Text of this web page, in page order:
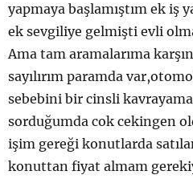
yapmaya başlamıştım ek iş
ek sevgiliye gelmişti evli
Ama tam aramalarıma
sayılırım paramda
sebebini bir cinsli
sorduğumda cok cekingen
işim gereği konutlarda
konuttan fiyat almam